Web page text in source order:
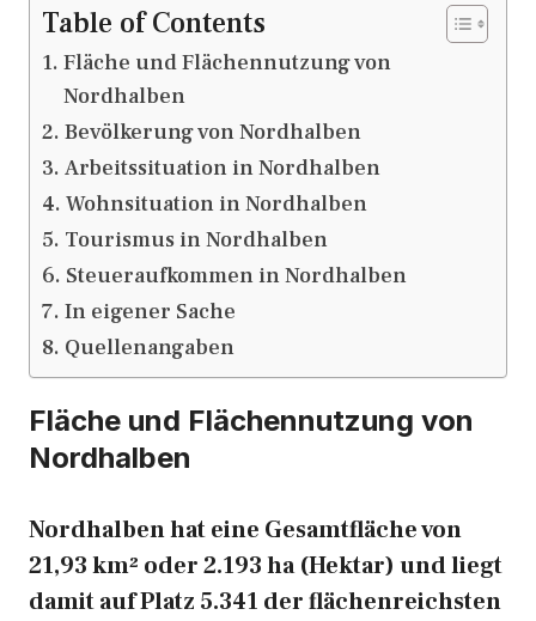
Table of Contents
Fläche und Flächennutzung von
Nordhalben
Bevölkerung von Nordhalben
Arbeitssituation in Nordhalben
Wohnsituation in Nordhalben
Tourismus in Nordhalben
Steueraufkommen in Nordhalben
In eigener Sache
Quellenangaben
Fläche und Flächennutzung von
Nordhalben
Nordhalben hat eine Gesamtfläche von
21,93 km² oder 2.193 ha (Hektar) und liegt
damit auf Platz 5.341 der flächenreichsten